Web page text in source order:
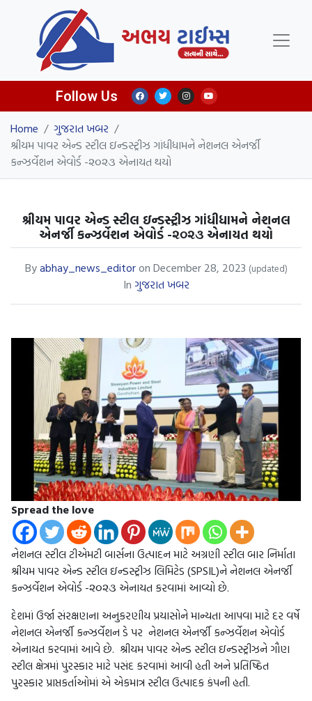
Follow Us
Home / ગુજરાત ખબર /
શ્રીયમ પાવર એન્ડ સ્ટીલ ઇન્ડસ્ટ્રીઝ ગાંધીધામને નેશનલ એનર્જી
કન્ઝર્વેશન એવોર્ડ -૨૦૨૩ એનાયત થયો
શ્રીયમ પાવર એન્ડ સ્ટીલ ઇન્ડસ્ટ્રીઝ ગાંધીધામને નેશનલ
એનર્જી કન્ઝર્વેશન એવોર્ડ -૨૦૨૩ એનાયત થયો
Byabhay_news_editoron December 28, 2023 (updated)
In ગુજરાત ખબર
Spread the love
નેશનલ સ્ટીલ ટીએમટી બાર્સના ઉત્પાદન માટે અગ્રણી સ્ટીલ બાર નિર્માતા
શ્રીયમ પાવર એન્ડ સ્ટીલ ઇન્ડસ્ટ્રીઝ લિમિટેડ (SPSIL)ને નેશનલ એનર્જી
કન્ઝર્વેશન એવોર્ડ -૨૦૨૩ એનાયત કરવામાં આવ્યો છે.
દેશમાં ઉર્જા સંરક્ષણના અનુકરણીય પ્રયાસોને માન્યતા આપવા માટે દર વર્ષે
નેશનલ એનર્જી કન્ઝર્વેશન ડે પર નેશનલ એનર્જી કન્ઝર્વેશન એવોર્ડ
એનાયત કરવામાં આવે છે. શ્રીયમ પાવર એન્ડ સ્ટીલ ઇન્ડસ્ટ્રીઝને ગૌણ
સ્ટીલ ક્ષેત્રમાં પુરસ્કાર માટે પસંદ કરવામાં આવી હતી અને પ્રતિષ્ઠિત
પુરસ્કાર પ્રાપ્તકર્તાઓમાં એ એકમાત્ર સ્ટીલ ઉત્પાદક કંપની હતી.